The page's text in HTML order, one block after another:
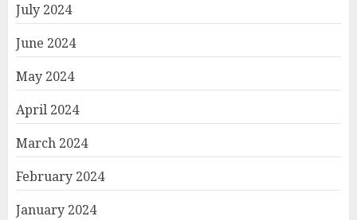
July 2024
June 2024
May 2024
April 2024
March 2024
February 2024
January 2024